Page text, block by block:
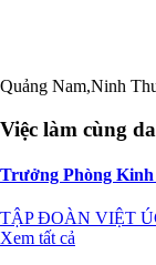
Quảng Nam,Ninh
Việc làm cùng
Trưởng Phòng
TẬP ĐOÀN VIỆT
Xem tất cả